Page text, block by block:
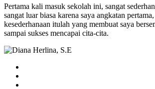
Pertama kali masuk sekolah ini, sangat
sangat luar biasa karena saya angkatan
kesederhanaan itulah yang membuat saya
sampai sukses mencapai cita-cita.